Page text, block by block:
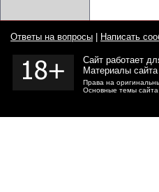
Ответы на вопросы Написать
Сайт работает
Материалы
Права на
Основные темы сайта